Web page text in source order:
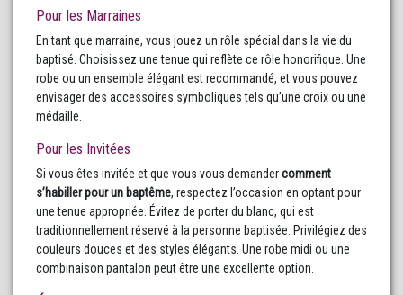
Pour les Marraines
En tant que marraine, vous jouez un rôle spécial dans la vie du
baptisé. Choisissez une tenue qui reflète ce rôle honorifique. Une
robe ou un ensemble élégant est recommandé, et vous pouvez
envisager des accessoires symboliques tels qu’une croix ou une
médaille.
Pour les Invitées
Si vous êtes invitée et que vous vous demandercomment
s’habiller pour un baptême, respectez l’occasion en optant pour
une tenue appropriée. Évitez de porter du blanc, qui est
traditionnellement réservé à la personne baptisée. Privilégiez des
couleurs douces et des styles élégants. Une robe midi ou une
combinaison pantalon peut être une excellente option.